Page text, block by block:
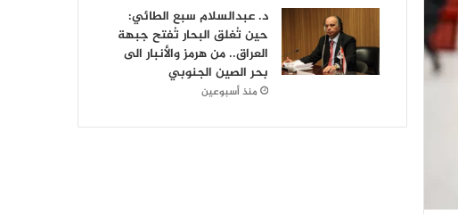
د. عبدالسلام سبع الطائي:
حين تُغلق البحار تُفتح جبهة
العراق.. من هرمز والأنبار الى
بحر الصين الجنوبي
منذ أسبوعين